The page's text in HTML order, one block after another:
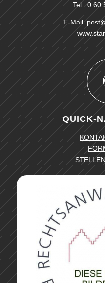
Tel.: 0 60
E-Mail:
QUICK-